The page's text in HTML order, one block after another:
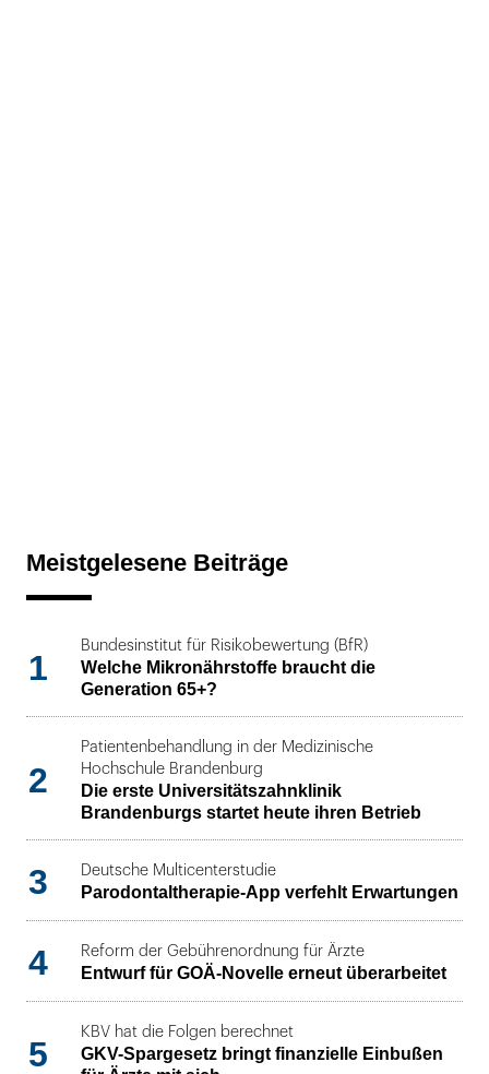
Meistgelesene Beiträge
1
Bundesinstitut für Risikobewertung (BfR)
Welche Mikronährstoffe braucht die
Generation 65+?
2
Patientenbehandlung in der Medizinische
Hochschule Brandenburg
Die erste Universitätszahnklinik
Brandenburgs startet heute ihren Betrieb
3 Deutsche Multicenterstudie
Parodontaltherapie-App verfehlt Erwartungen
4 Reform der Gebührenordnung für Ärzte
Entwurf für GOÄ-Novelle erneut überarbeitet
5
KBV hat die Folgen berechnet
GKV-Spargesetz bringt finanzielle Einbußen